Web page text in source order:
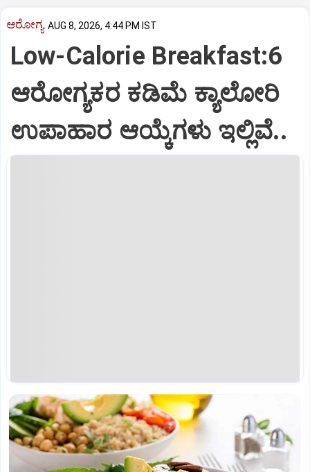
ಆರೋಗ್ಯ AUG 8, 2026, 4:44 PM IST
Low-Calorie Breakfast:6
ಆರೋಗ್ಯಕರ ಕಡಿಮೆ ಕ್ಯಾಲೋರಿ
ಉಪಾಹಾರ ಆಯ್ಕೆಗಳು ಇಲ್ಲಿವೆ..